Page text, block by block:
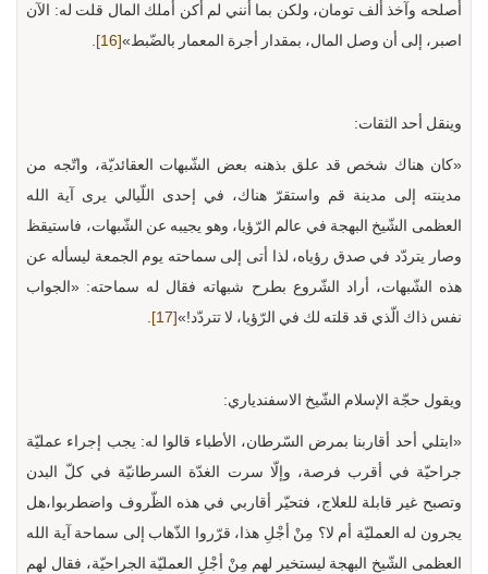
أصلحه وآخذ ألف تومان، ولكن بما أنني لم أكن أملك المال قلت له: الآن
اصبر، إلى أن وصل المال، بمقدار أجرة المعمار بالضّبط»[16]
.
وينقل أحد الثقات:
«كان هناك شخص قد علق بذهنه بعض الشّبهات العقائديّة، واتّجه من
مدينته إلى مدينة قم واستقرّ هناك، في إحدى اللّيالي يرى آية الله
العظمى الشّيخ البهجة في عالم الرّؤيا، وهو يجيبه عن الشّبهات، فاستيقظ
وصار يتردّد في صدق رؤياه، لذا أتى إلى سماحته يوم الجمعة ليسأله عن
هذه الشّبهات، أراد الشّروع بطرح شبهاته فقال له سماحته: «الجواب
نفس ذاك الّذي قد قلته لك في الرّؤيا، لا تتردّد!»[17]
.
ويقول حجّة الإسلام الشّيخ الاسفندياري:
«ابتلي أحد أقاربنا بمرض السّرطان، الأطباء قالوا له: يجب إجراء عمليّة
جراحيّة في أقرب فرصة، وإلّا سرت الغدّة السرطانيّة في كلّ البدن
وتصبح غير قابلة للعلاج، فتحيّر أقاربي في هذه الظّروف واضطربوا،هل
يجرون له العمليّة أم لا؟ مِنْ أجْلِ هذا، قرّروا الذّهاب إلى سماحة آية الله
العظمى الشّيخ البهجة ليستخير لهم مِنْ أجْلِ العمليّة الجراحيّة، فقال لهم